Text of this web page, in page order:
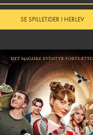
SE SPILLETIDER I HERLEV